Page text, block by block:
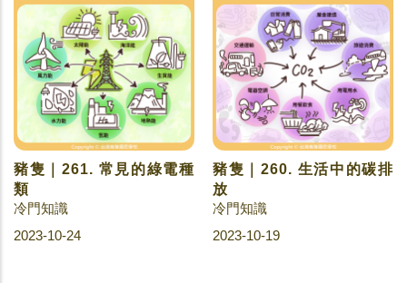
豬隻｜261. 常見的綠電種
類
冷門知識
2023-10-24
豬隻｜260. 生活中的碳排
放
冷門知識
2023-10-19